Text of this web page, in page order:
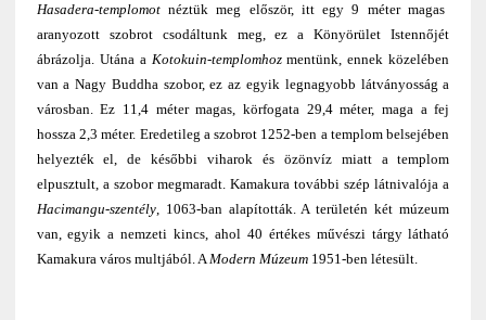
Hasadera-templomotnéztük meg először, itt egy 9 méter magas
aranyozott szobrot csodáltunk meg, ez a Könyörület Istennőjét
ábrázolja. Utána a Kotokuin-templomhozmentünk, ennek közelében
van a Nagy Buddha szobor, ez az egyik legnagyobb látványosság a
városban. Ez 11,4 méter magas, körfogata 29,4 méter, maga a fej
hossza 2,3 méter. Eredetileg a szobrot 1252-ben a templom belsejében
helyezték el, de későbbi viharok és özönvíz miatt a templom
elpusztult, a szobor megmaradt. Kamakura további szép látnivalója a
Hacimangu-szentély, 1063-ban alapították. A területén két múzeum
van, egyik a nemzeti kincs, ahol 40 értékes művészi tárgy látható
Kamakura város multjából. AModern Múzeum1951-ben létesült.